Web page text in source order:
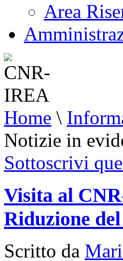
Area
Home \
Notizie in
Sottoscrivi
Visita al
Riduzione
Scritto da